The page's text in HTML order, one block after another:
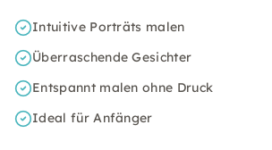
Intuitive Porträts malen
Überraschende Gesichter
Entspannt malen ohne Druck
Ideal für Anfänger